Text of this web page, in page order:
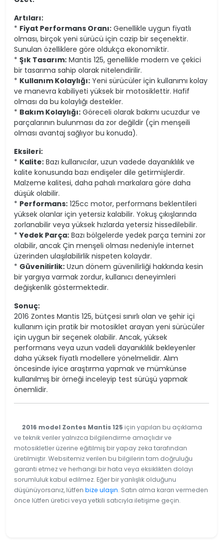
Artıları:
* Fiyat Performans Oranı: Genellikle uygun fiyatlı
olması, birçok yeni sürücü için cazip bir seçenektir.
Sunulan özelliklere göre oldukça ekonomiktir.
* Şık Tasarım: Mantis 125, genellikle modern ve çekici
bir tasarıma sahip olarak nitelendirilir.
* Kullanım Kolaylığı: Yeni sürücüler için kullanımı kolay
ve manevra kabiliyeti yüksek bir motosiklettir. Hafif
olması da bu kolaylığı destekler.
* Bakım Kolaylığı: Göreceli olarak bakımı ucuzdur ve
parçalarının bulunması da zor değildir (çin menşeili
olması avantaj sağlıyor bu konuda).
Eksileri:
* Kalite: Bazı kullanıcılar, uzun vadede dayanıklılık ve
kalite konusunda bazı endişeler dile getirmişlerdir.
Malzeme kalitesi, daha pahalı markalara göre daha
düşük olabilir.
* Performans: 125cc motor, performans beklentileri
yüksek olanlar için yetersiz kalabilir. Yokuş çıkışlarında
zorlanabilir veya yüksek hızlarda yetersiz hissedilebilir.
*Yedek Parça: Bazı bölgelerde yedek parça temini zor
olabilir, ancak Çin menşeli olması nedeniyle internet
üzerinden ulaşılabilirlik nispeten kolaydır.
* Güvenilirlik: Uzun dönem güvenilirliği hakkında kesin
bir yargıya varmak zordur, kullanıcı deneyimleri
değişkenlik göstermektedir.
Sonuç:
2016 Zontes Mantis 125, bütçesi sınırlı olan ve şehir içi
kullanım için pratik bir motosiklet arayan yeni sürücüler
için uygun bir seçenek olabilir. Ancak, yüksek
performans veya uzun vadeli dayanıklılık bekleyenler
daha yüksek fiyatlı modellere yönelmelidir. Alım
öncesinde iyice araştırma yapmak ve mümkünse
kullanılmış bir örneği inceleyip test sürüşü yapmak
önemlidir.
2016 model Zontes Mantis 125 için yapılan bu açıklama
ve teknik veriler yalnızca bilgilendirme amaçlıdır ve
motosikletler üzerine eğitilmiş bir yapay zeka tarafından
üretilmiştir. Websitemiz verilen bu bilgilerin tam doğruluğu
garanti etmez ve herhangi bir hata veya eksiklikten dolayı
sorumluluk kabul edilmez. Eğer bir yanlışlık olduğunu
düşünüyorsanız, lütfen bize ulaşın. Satın alma kararı vermeden
önce lütfen üretici veya yetkili satıcıyla iletişime geçin.